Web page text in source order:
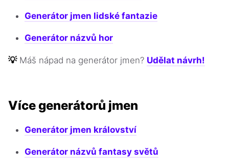
Generátor jmen lidské fantazie
Generátor názvů hor
💡 Máš nápad na generátor jmen? Udělat návrh!
Více generátorů jmen
Generátor jmen království
Generátor názvů fantasy světů